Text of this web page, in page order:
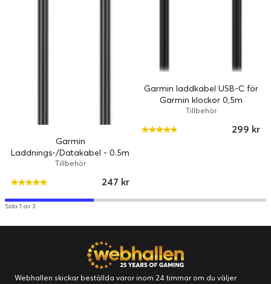
Garmin
Laddnings-/Datakabel - 0.5m
Tillbehör
247 kr
Garmin laddkabel USB-C för
Garmin klockor 0,5m
Tillbehör
299 kr
Sida 1 av 3
Webhallen skickar beställda varor inom 24 timmar om du väljer